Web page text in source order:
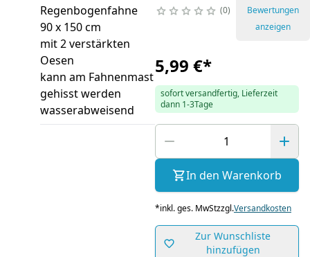
Regenbogenfahne
90 x 150 cm
mit 2 verstärkten
Oesen
kann am Fahnenmast
gehisst werden
wasserabweisend
0
Bewertungen
anzeigen
5,99 €*
sofort versandfertig, Lieferzeit
dann 1-3Tage
In den Warenkorb
*inkl. ges. MwStzzgl.Versandkosten
Zur Wunschliste
hinzufügen